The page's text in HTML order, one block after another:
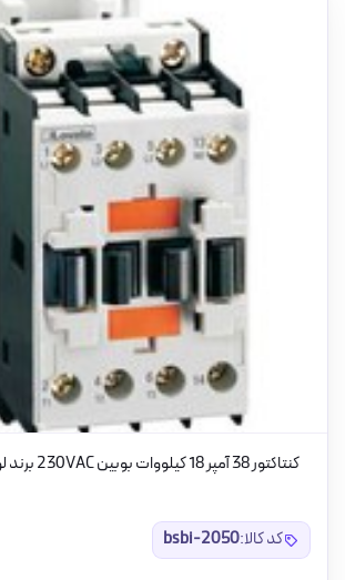
کنتاکتور 38 آمپر 18 کیلووات بوبین 230VAC برند لواتو ایتالیا
کد کالا:bsbi-2050